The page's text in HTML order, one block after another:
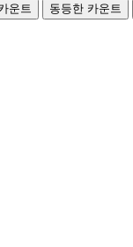
운트 동등한 카운트